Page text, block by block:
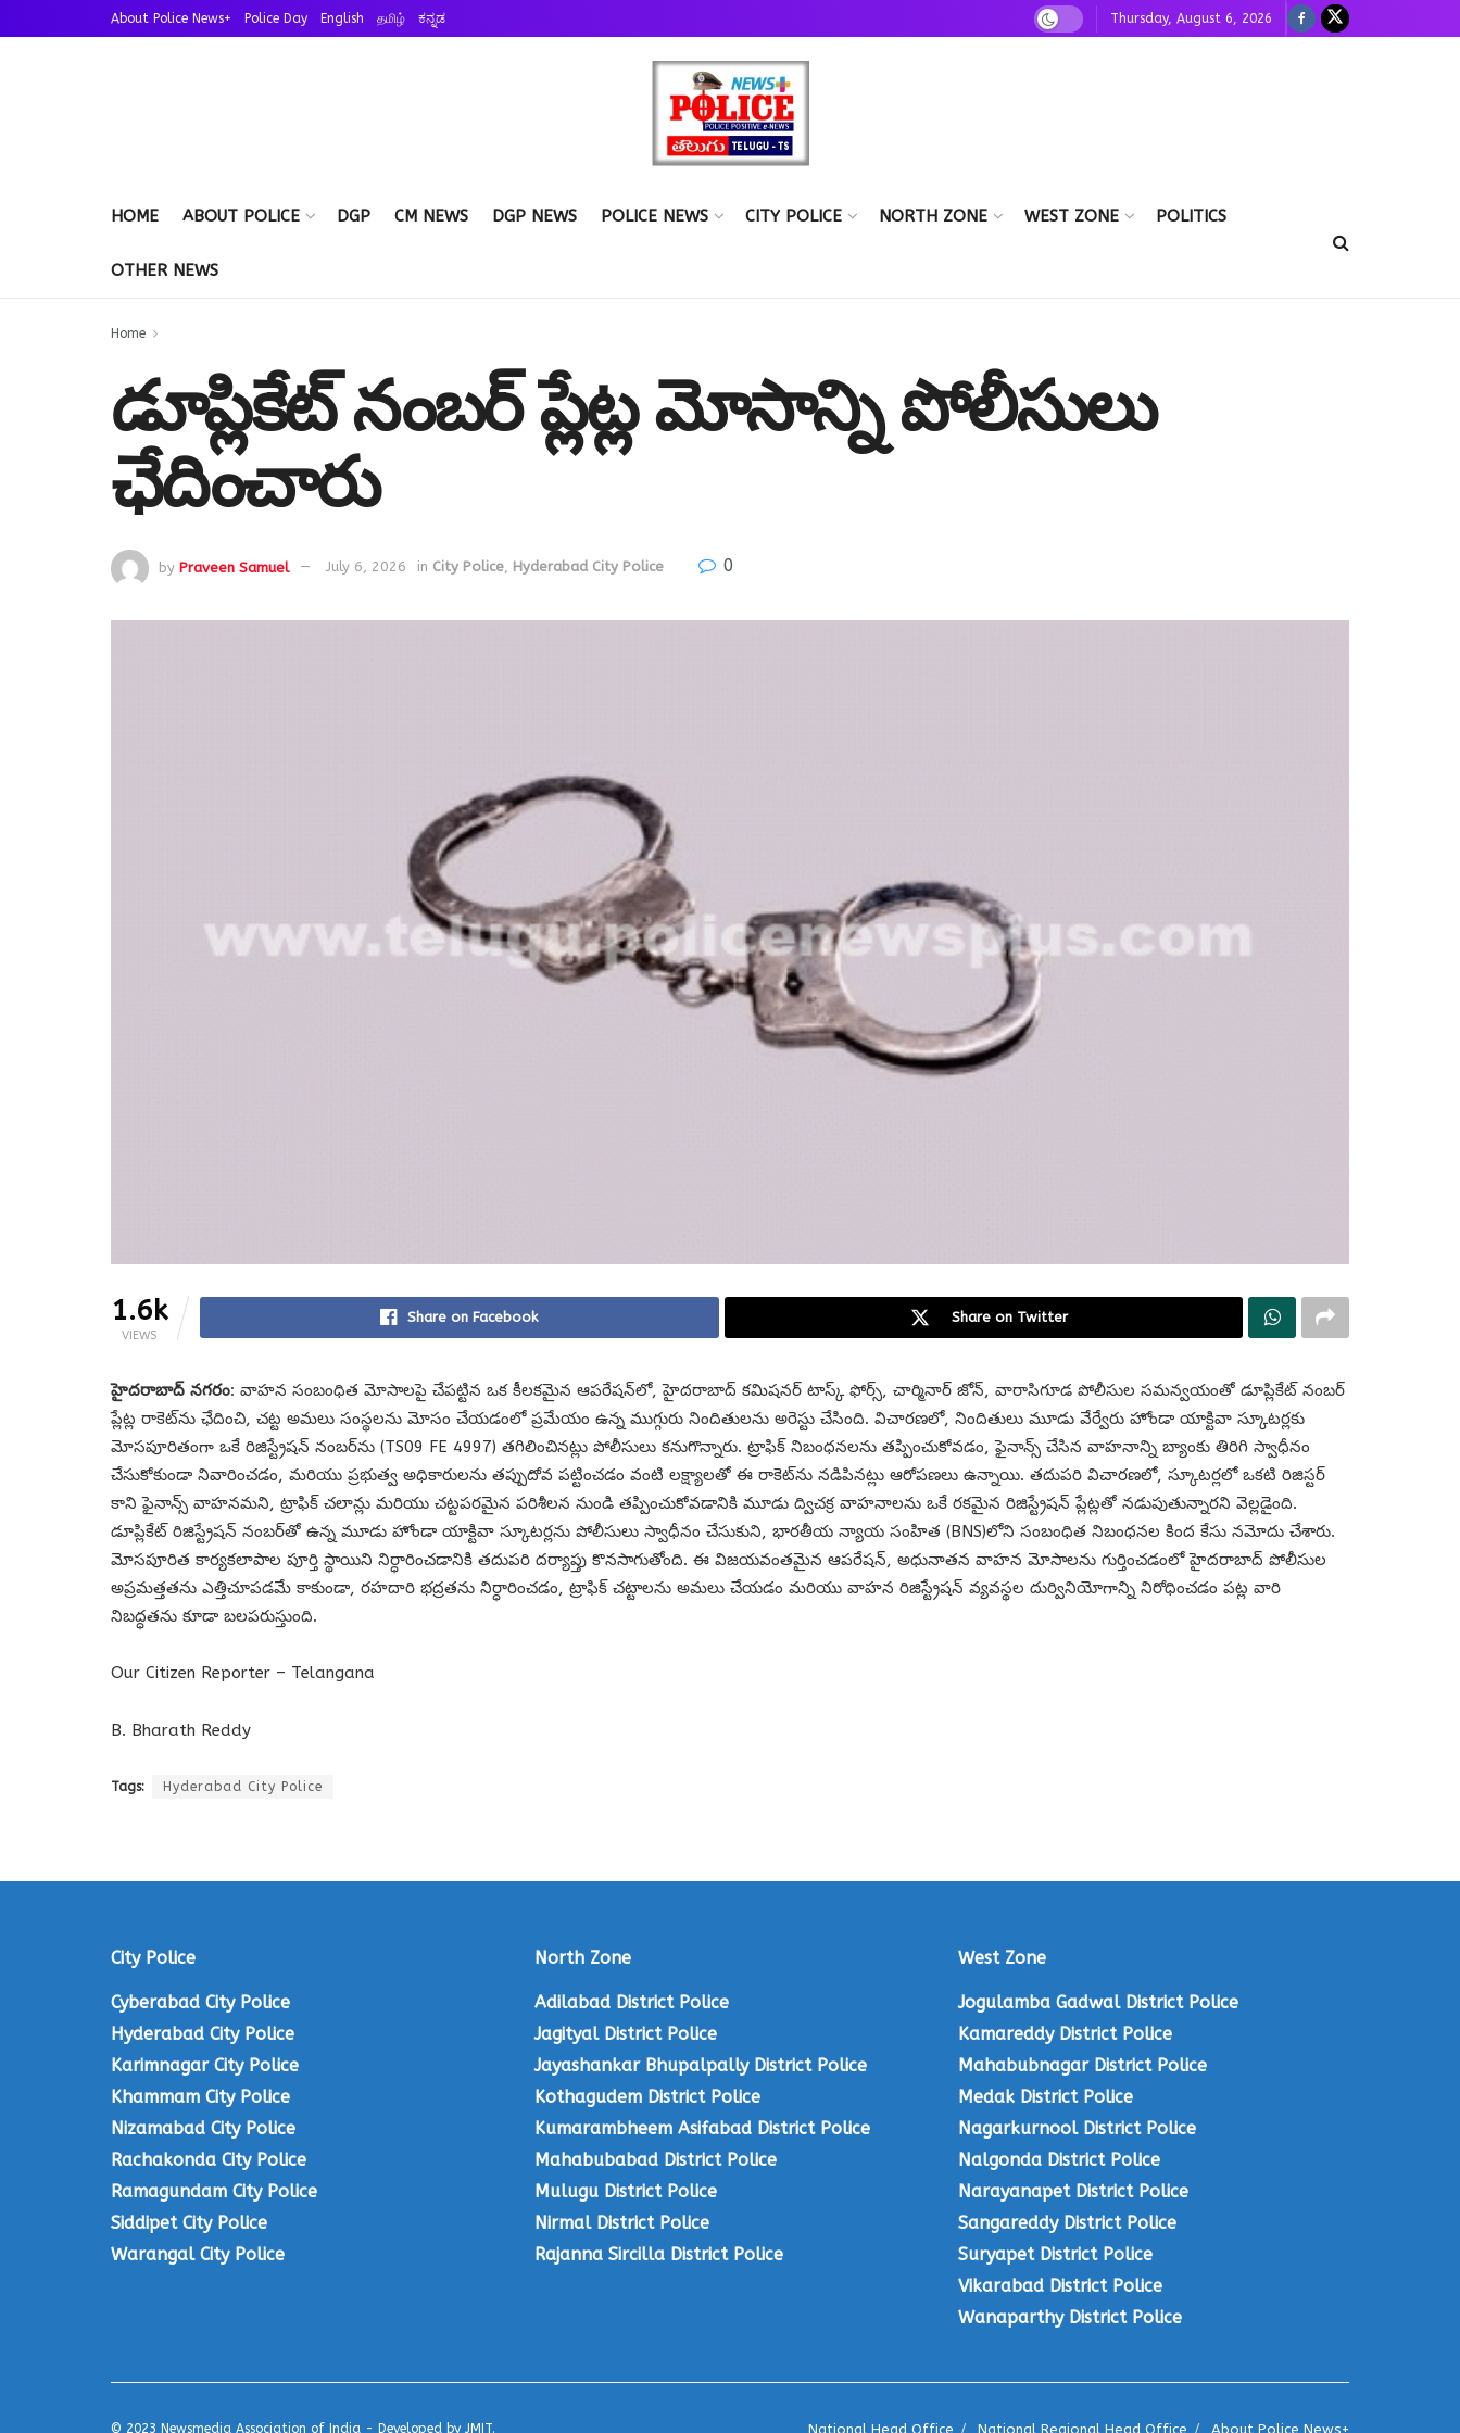
About Police News+ Police Day English தமிழ் ಕನ್ನಡ Thursday, August 6, 2026
HOME ABOUT POLICE DGP CM NEWS DGP NEWS POLICE NEWS CITY POLICE NORTH ZONE WEST ZONE POLITICS
OTHER NEWS
Home
డూప్లికేట్ నంబర్ ప్లేట్ల మోసాన్ని పోలీసులు
ఛేదించారు
by Praveen Samuel July 6, 2026 in City Police, Hyderabad City Police 0
1.6k
VIEWS
Share on Facebook Share on Twitter
హైదరాబాద్ నగరం: వాహన సంబంధిత మోసాలపై చేపట్టిన ఒక కీలకమైన ఆపరేషన్‌లో, హైదరాబాద్ కమిషనర్ టాస్క్ ఫోర్స్, చార్మినార్ జోన్, వారాసిగూడ పోలీసుల సమన్వయంతో డూప్లికేట్ నంబర్
ప్లేట్ల రాకెట్‌ను ఛేదించి, చట్ట అమలు సంస్థలను మోసం చేయడంలో ప్రమేయం ఉన్న ముగ్గురు నిందితులను అరెస్టు చేసింది. విచారణలో, నిందితులు మూడు వేర్వేరు హోండా యాక్టివా స్కూటర్లకు
మోసపూరితంగా ఒకే రిజిస్ట్రేషన్ నంబర్‌ను (TS09 FE 4997) తగిలించినట్లు పోలీసులు కనుగొన్నారు. ట్రాఫిక్ నిబంధనలను తప్పించుకోవడం, ఫైనాన్స్ చేసిన వాహనాన్ని బ్యాంకు తిరిగి స్వాధీనం
చేసుకోకుండా నివారించడం, మరియు ప్రభుత్వ అధికారులను తప్పుదోవ పట్టించడం వంటి లక్ష్యాలతో ఈ రాకెట్‌ను నడిపినట్లు ఆరోపణలు ఉన్నాయి. తదుపరి విచారణలో, స్కూటర్లలో ఒకటి రిజిస్టర్
కాని ఫైనాన్స్ వాహనమని, ట్రాఫిక్ చలాన్లు మరియు చట్టపరమైన పరిశీలన నుండి తప్పించుకోవడానికి మూడు ద్విచక్ర వాహనాలను ఒకే రకమైన రిజిస్ట్రేషన్ ప్లేట్లతో నడుపుతున్నారని వెల్లడైంది.
డూప్లికేట్ రిజిస్ట్రేషన్ నంబర్‌తో ఉన్న మూడు హోండా యాక్టివా స్కూటర్లను పోలీసులు స్వాధీనం చేసుకుని, భారతీయ న్యాయ సంహిత (BNS)లోని సంబంధిత నిబంధనల కింద కేసు నమోదు చేశారు.
మోసపూరిత కార్యకలాపాల పూర్తి స్థాయిని నిర్ధారించడానికి తదుపరి దర్యాప్తు కొనసాగుతోంది. ఈ విజయవంతమైన ఆపరేషన్, అధునాతన వాహన మోసాలను గుర్తించడంలో హైదరాబాద్ పోలీసుల
అప్రమత్తతను ఎత్తిచూపడమే కాకుండా, రహదారి భద్రతను నిర్ధారించడం, ట్రాఫిక్ చట్టాలను అమలు చేయడం మరియు వాహన రిజిస్ట్రేషన్ వ్యవస్థల దుర్వినియోగాన్ని నిరోధించడం పట్ల వారి
నిబద్ధతను కూడా బలపరుస్తుంది.
Our Citizen Reporter – Telangana
B. Bharath Reddy
Tags: Hyderabad City Police
City Police
Cyberabad City Police
Hyderabad City Police
Karimnagar City Police
Khammam City Police
Nizamabad City Police
Rachakonda City Police
Ramagundam City Police
Siddipet City Police
Warangal City Police
North Zone
Adilabad District Police
Jagityal District Police
Jayashankar Bhupalpally District Police
Kothagudem District Police
Kumarambheem Asifabad District Police
Mahabubabad District Police
Mulugu District Police
Nirmal District Police
Rajanna Sircilla District Police
West Zone
Jogulamba Gadwal District Police
Kamareddy District Police
Mahabubnagar District Police
Medak District Police
Nagarkurnool District Police
Nalgonda District Police
Narayanapet District Police
Sangareddy District Police
Suryapet District Police
Vikarabad District Police
Wanaparthy District Police
National Head Office National Regional Head Office About Police News+
© 2023 Newsmedia Association of India - Developed by JMIT.